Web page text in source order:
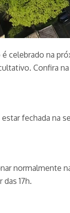
celebrado na
Confira
fechada na
normalmente
17h.